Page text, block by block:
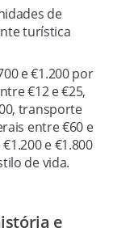
de
turística
e €1.200 por
€12 e €25,
transporte
entre €60 e
e €1.800
de vida.
e